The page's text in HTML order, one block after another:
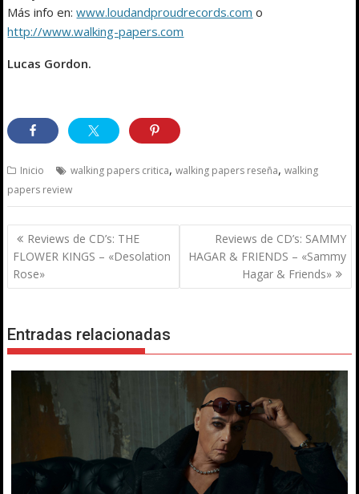
Más info en:www.loudandproudrecords.com o
http://www.walking-papers.com
Lucas Gordon.
Inicio walking papers critica,walking papers reseña,walking
papers review
Navegación
de
entradas
Reviews de CD’s: THE
FLOWER KINGS – «Desolation
Rose»
Reviews de CD’s: SAMMY
HAGAR & FRIENDS – «Sammy
Hagar & Friends»
Entradas relacionadas